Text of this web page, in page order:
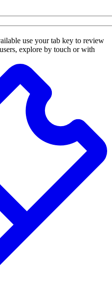
use your tab key to review
explore by touch or with